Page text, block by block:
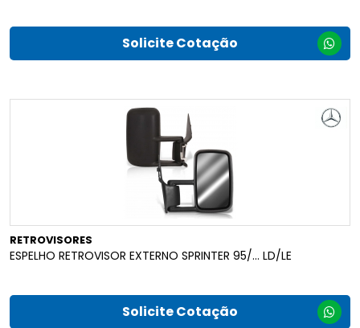
Solicite Cotação
RETROVISORES
ESPELHO RETROVISOR EXTERNO SPRINTER 95/... LD/LE
Solicite Cotação